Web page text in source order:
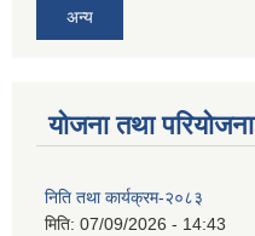
अन्य
योजना तथा परियोजना
निति तथा कार्यक्रम-२०८३
मिति: 07/09/2026 - 14:43